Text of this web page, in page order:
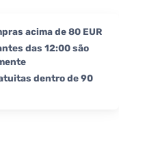
acima de 80 EUR
das 12:00 são
dentro de 90